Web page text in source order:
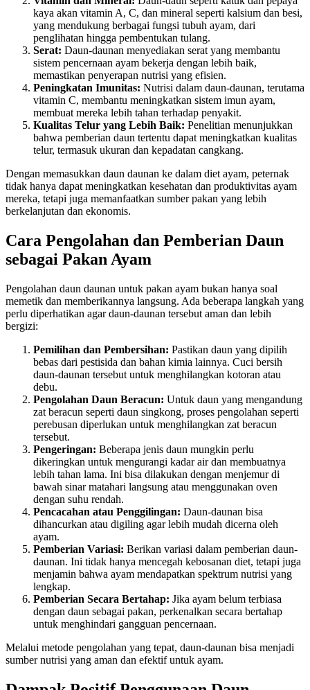
kaya akan vitamin A, C, dan mineral seperti kalsium dan besi,
yang mendukung berbagai fungsi tubuh ayam, dari
penglihatan hingga pembentukan tulang.
Serat: Daun-daunan menyediakan serat yang membantu
sistem pencernaan ayam bekerja dengan lebih baik,
memastikan penyerapan nutrisi yang efisien.
Peningkatan Imunitas: Nutrisi dalam daun-daunan, terutama
vitamin C, membantu meningkatkan sistem imun ayam,
membuat mereka lebih tahan terhadap penyakit.
Kualitas Telur yang Lebih Baik: Penelitian menunjukkan
bahwa pemberian daun tertentu dapat meningkatkan kualitas
telur, termasuk ukuran dan kepadatan cangkang.
Dengan memasukkan daun daunan ke dalam diet ayam, peternak
tidak hanya dapat meningkatkan kesehatan dan produktivitas ayam
mereka, tetapi juga memanfaatkan sumber pakan yang lebih
berkelanjutan dan ekonomis.
Cara Pengolahan dan Pemberian Daun
sebagai Pakan Ayam
Pengolahan daun daunan untuk pakan ayam bukan hanya soal
memetik dan memberikannya langsung. Ada beberapa langkah yang
perlu diperhatikan agar daun-daunan tersebut aman dan lebih
bergizi:
Pemilihan dan Pembersihan: Pastikan daun yang dipilih
bebas dari pestisida dan bahan kimia lainnya. Cuci bersih
daun-daunan tersebut untuk menghilangkan kotoran atau
debu.
Pengolahan Daun Beracun: Untuk daun yang mengandung
zat beracun seperti daun singkong, proses pengolahan seperti
perebusan diperlukan untuk menghilangkan zat beracun
tersebut.
Pengeringan: Beberapa jenis daun mungkin perlu
dikeringkan untuk mengurangi kadar air dan membuatnya
lebih tahan lama. Ini bisa dilakukan dengan menjemur di
bawah sinar matahari langsung atau menggunakan oven
dengan suhu rendah.
Pencacahan atau Penggilingan: Daun-daunan bisa
dihancurkan atau digiling agar lebih mudah dicerna oleh
ayam.
Pemberian Variasi: Berikan variasi dalam pemberian daun-
daunan. Ini tidak hanya mencegah kebosanan diet, tetapi juga
menjamin bahwa ayam mendapatkan spektrum nutrisi yang
lengkap.
Pemberian Secara Bertahap: Jika ayam belum terbiasa
dengan daun sebagai pakan, perkenalkan secara bertahap
untuk menghindari gangguan pencernaan.
Melalui metode pengolahan yang tepat, daun-daunan bisa menjadi
sumber nutrisi yang aman dan efektif untuk ayam.